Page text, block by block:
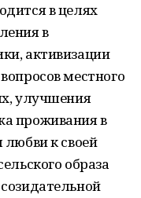
в целях
в
активизации
местного
улучшения
проживания в
любви к своей
образа